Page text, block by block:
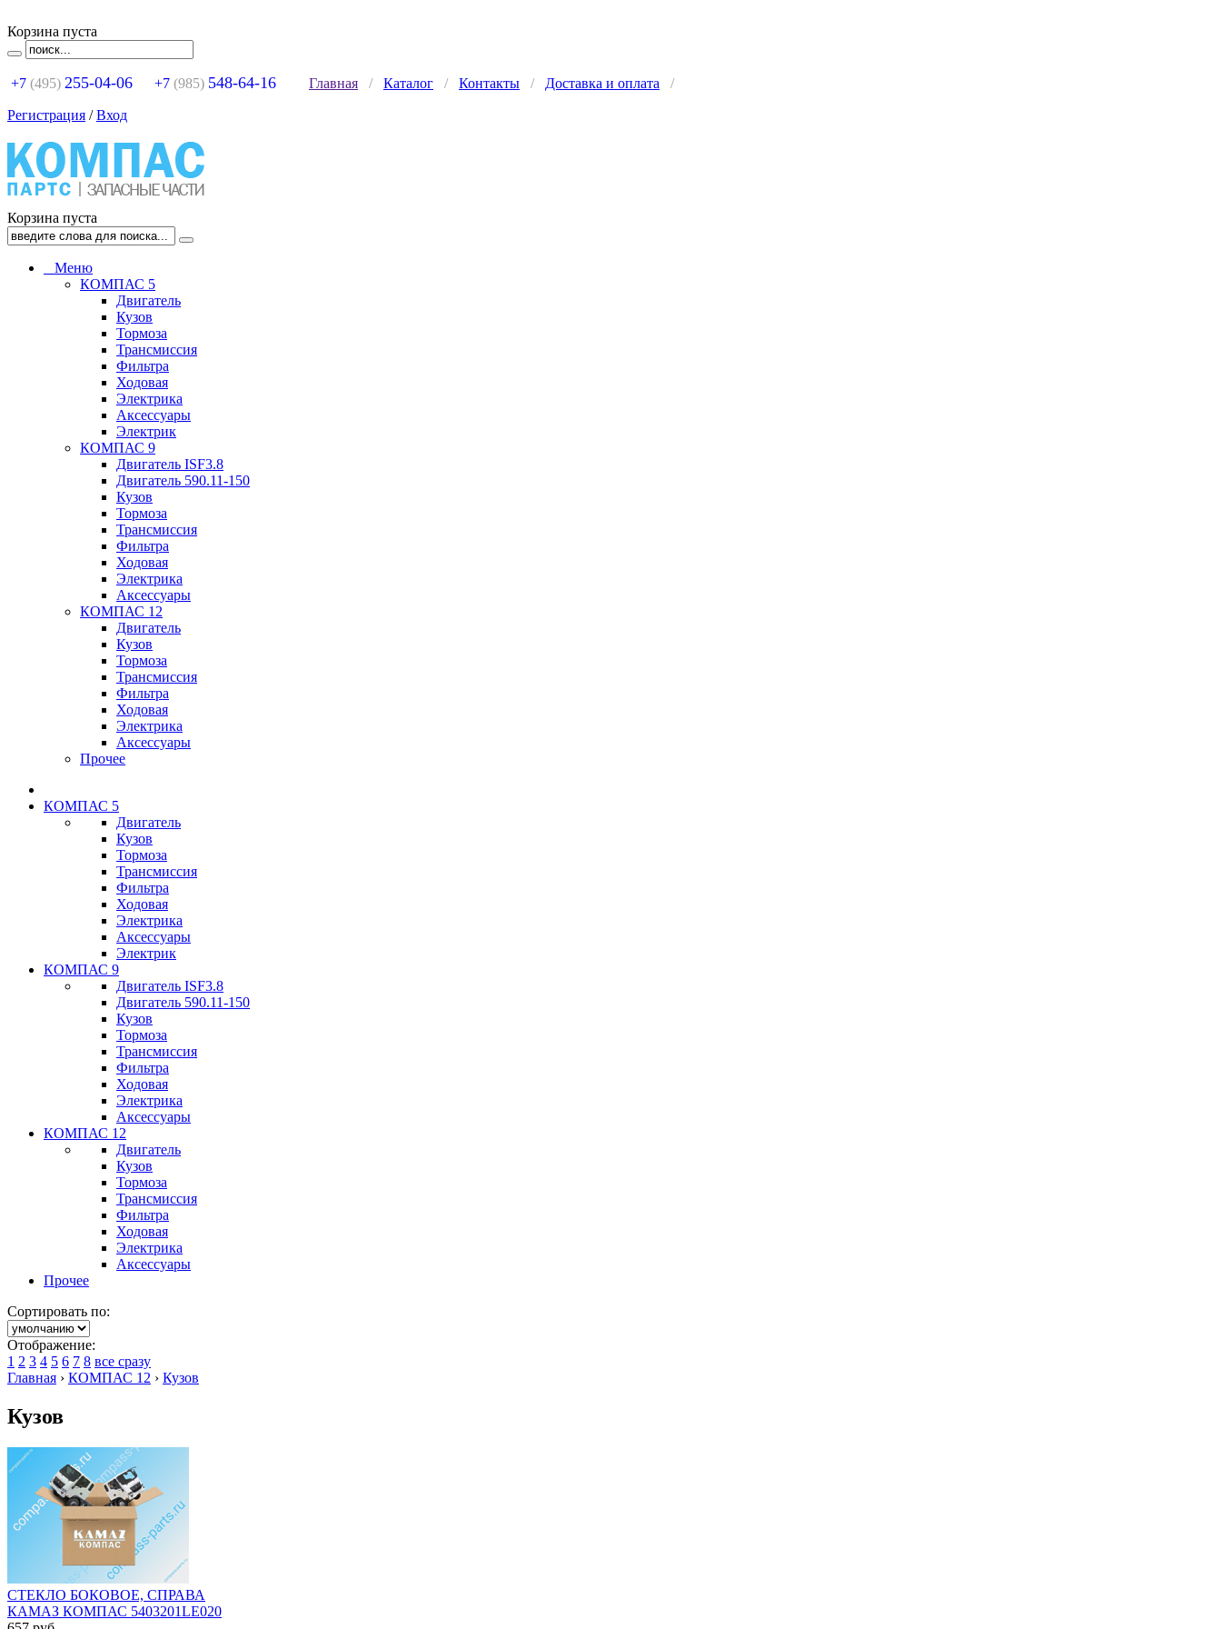
Корзина пуста
+7 (495) 255-04-06 +7 (985) 548-64-16 Главная / Каталог / Контакты / Доставка и оплата /
Регистрация /Вход
Корзина пуста
Меню
КОМПАС 5
Двигатель
Кузов
Тормоза
Трансмиссия
Фильтра
Ходовая
Электрика
Аксессуары
Электрик
КОМПАС 9
Двигатель ISF3.8
Двигатель 590.11-150
Кузов
Тормоза
Трансмиссия
Фильтра
Ходовая
Электрика
Аксессуары
КОМПАС 12
Двигатель
Кузов
Тормоза
Трансмиссия
Фильтра
Ходовая
Электрика
Аксессуары
Прочее
КОМПАС 5
Двигатель
Кузов
Тормоза
Трансмиссия
Фильтра
Ходовая
Электрика
Аксессуары
Электрик
КОМПАС 9
Двигатель ISF3.8
Двигатель 590.11-150
Кузов
Тормоза
Трансмиссия
Фильтра
Ходовая
Электрика
Аксессуары
КОМПАС 12
Двигатель
Кузов
Тормоза
Трансмиссия
Фильтра
Ходовая
Электрика
Аксессуары
Прочее
Сортировать по:
Отображение:
1 2 3 4 5 6 7 8 все сразу
Главная › КОМПАС 12 › Кузов
Кузов
СТЕКЛО БОКОВОЕ, СПРАВА
КАМАЗ КОМПАС 5403201LE020